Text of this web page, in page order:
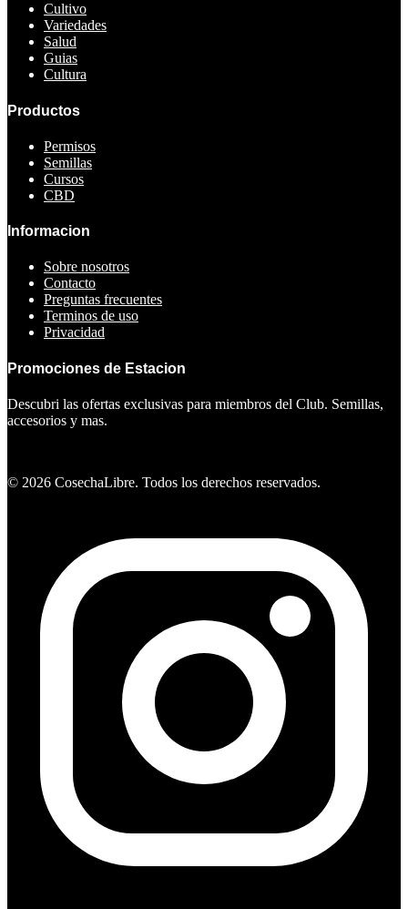
Cultivo
Variedades
Salud
Guias
Cultura
Productos
Permisos
Semillas
Cursos
CBD
Informacion
Sobre nosotros
Contacto
Preguntas frecuentes
Terminos de uso
Privacidad
Promociones de Estacion
Descubri las ofertas exclusivas para miembros del Club. Semillas,
accesorios y mas.
© 2026 CosechaLibre. Todos los derechos reservados.